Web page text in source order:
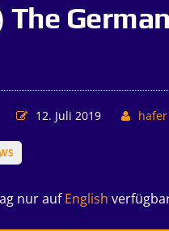
The
12. Juli 2019 hafer
nur aufEnglish